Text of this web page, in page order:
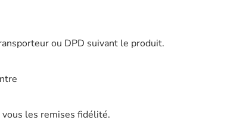
ou DPD suivant le produit.
les remises fidélité.